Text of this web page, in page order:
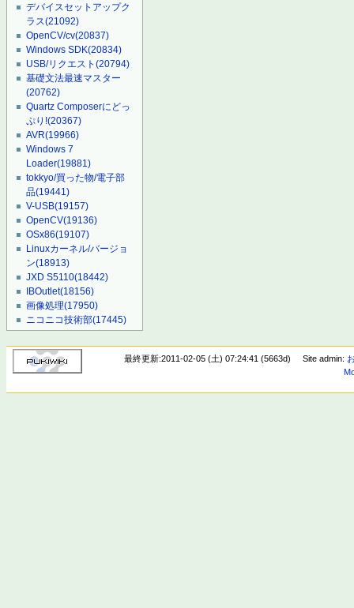
デバイスセットアップク
ラス(21092)
OpenCV/cv(20837)
Windows SDK(20834)
USB/リクエスト(20794)
基礎文法最速マスター
(20762)
Quartz Composerにどっ
ぷり!(20367)
AVR(19966)
Windows 7
Loader(19881)
tokkyo/買った物/電子部
品(19441)
V-USB(19157)
OpenCV(19136)
OSx86(19107)
Linuxカーネル/バージョ
ン(18913)
JXD S5110(18442)
IBOutlet(18156)
画像処理(17950)
ニコニコ技術部(17445)
最終更新:2011-02-05 (土) 07:24:41 (5663d) Site admin: